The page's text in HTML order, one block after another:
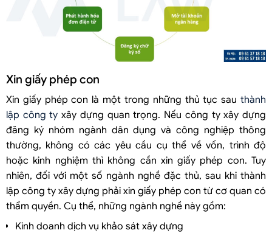
Xin giấy phép con
Xin giấy phép con là một trong những thủ tục sau thành
lập công ty xây dựng quan trọng. Nếu công ty xây dựng
đăng ký nhóm ngành dân dụng và công nghiệp thông
thường, không có các yêu cầu cụ thể về vốn, trình độ
hoặc kinh nghiệm thì không cần xin giấy phép con. Tuy
nhiên, đối với một số ngành nghề đặc thủ, sau khi thành
lập công ty xây dựng phải xin giấy phép con từ cơ quan có
thẩm quyền. Cụ thể, những ngành nghề này gồm:
Kinh doanh dịch vụ khảo sát xây dựng